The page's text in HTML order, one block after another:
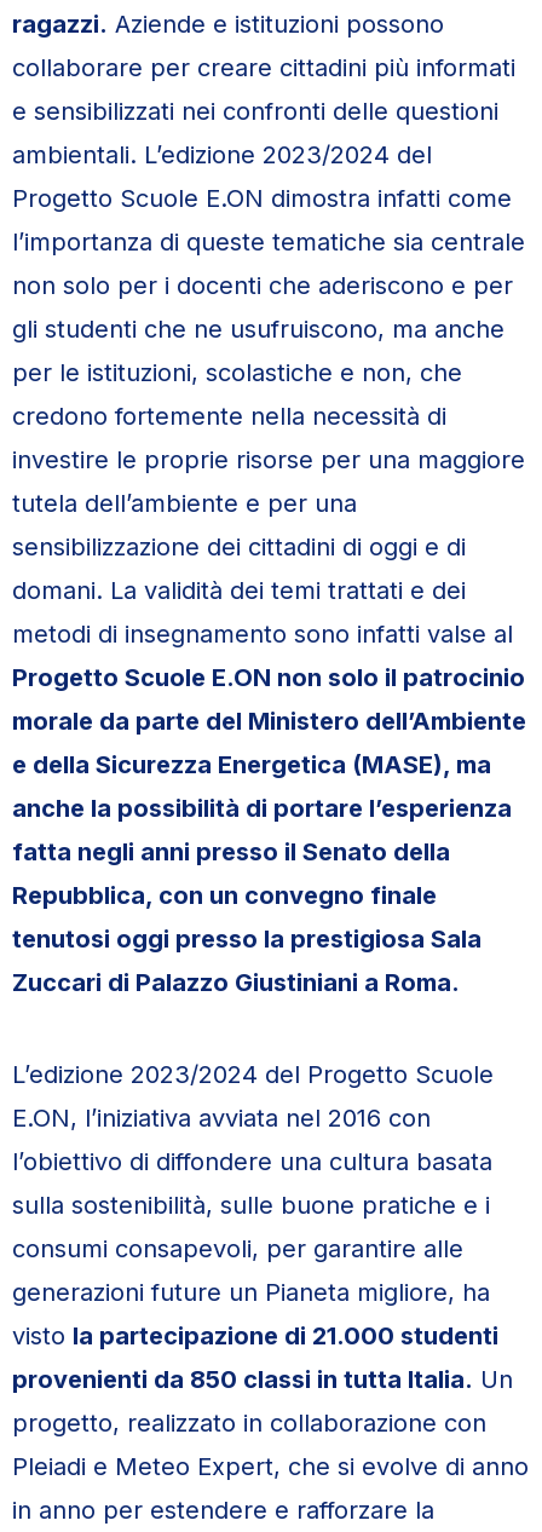
ragazzi. Aziende e istituzioni possono
collaborare per creare cittadini più informati
e sensibilizzati nei confronti delle questioni
ambientali. L’edizione 2023/2024 del
Progetto Scuole E.ON dimostra infatti come
l’importanza di queste tematiche sia centrale
non solo per i docenti che aderiscono e per
gli studenti che ne usufruiscono, ma anche
per le istituzioni, scolastiche e non, che
credono fortemente nella necessità di
investire le proprie risorse per una maggiore
tutela dell’ambiente e per una
sensibilizzazione dei cittadini di oggi e di
domani. La validità dei temi trattati e dei
metodi di insegnamento sono infatti valse al
Progetto Scuole E.ON non solo il patrocinio
morale da parte del Ministero dell’Ambiente
e della Sicurezza Energetica (MASE), ma
anche la possibilità di portare l’esperienza
fatta negli anni presso il Senato della
Repubblica, con un convegno finale
tenutosi oggi presso la prestigiosa Sala
Zuccari di Palazzo Giustiniani a Roma.
L’edizione 2023/2024 del Progetto Scuole
E.ON, l’iniziativa avviata nel 2016 con
l’obiettivo di diffondere una cultura basata
sulla sostenibilità, sulle buone pratiche e i
consumi consapevoli, per garantire alle
generazioni future un Pianeta migliore, ha
visto la partecipazione di 21.000 studenti
provenienti da 850 classi in tutta Italia. Un
progetto, realizzato in collaborazione con
Pleiadi e Meteo Expert, che si evolve di anno
in anno per estendere e rafforzare la